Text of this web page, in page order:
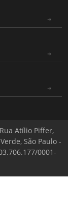
Atílio Piffer,
São Paulo -
0001-